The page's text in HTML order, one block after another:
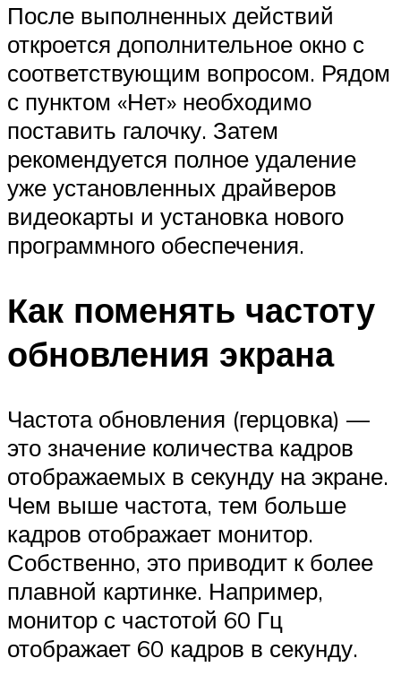
После выполненных действий
откроется дополнительное окно с
соответствующим вопросом. Рядом
с пунктом «Нет» необходимо
поставить галочку. Затем
рекомендуется полное удаление
уже установленных драйверов
видеокарты и установка нового
программного обеспечения.
Как поменять частоту
обновления экрана
Частота обновления (герцовка) —
это значение количества кадров
отображаемых в секунду на экране.
Чем выше частота, тем больше
кадров отображает монитор.
Собственно, это приводит к более
плавной картинке. Например,
монитор с частотой 60 Гц
отображает 60 кадров в секунду.